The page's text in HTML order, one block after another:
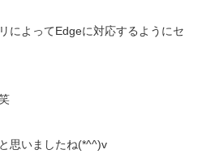
によってEdgeに対応するようにセ
思いましたね(*^^)v